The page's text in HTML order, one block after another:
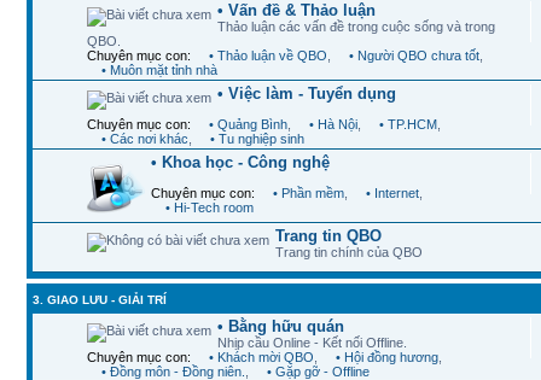
• Vấn đề & Thảo luận
Thảo luận các vấn đề trong cuộc sống và trong
QBO.
Chuyên mục con:
• Thảo luận về QBO • Người QBO chưa tốt
• Muôn mặt tỉnh nhà
• Việc làm - Tuyển dụng
Chuyên mục con: • Quảng Bình • Hà Nội • TP.HCM
• Các nơi khác
• Tu nghiệp sinh
• Khoa học - Công nghệ
Chuyên mục con: • Phần mềm • Internet
• Hi-Tech room
Trang tin QBO
Trang tin chính của QBO
3. GIAO LƯU - GIẢI TRÍ
• Bằng hữu quán
Nhịp cầu Online - Kết nối Offline.
Chuyên mục con:
• Khách mời QBO • Hội đồng hương
• Đồng môn - Đồng niên.
• Gặp gỡ - Offline